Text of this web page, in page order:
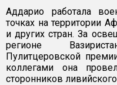
Аддарио работала
точках на территории
и других стран. За
регионе
Пулитцеровской
коллегами она
сторонников